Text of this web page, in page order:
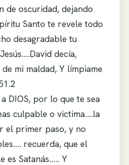
de oscuridad, dejando
Santo te revele todo
desagradable tu
decía,
de mi maldad, Y límpiame
DIOS, por lo que te sea
culpable o victima….la
el primer paso, y no
recuerda, que el
es Satanás….. Y